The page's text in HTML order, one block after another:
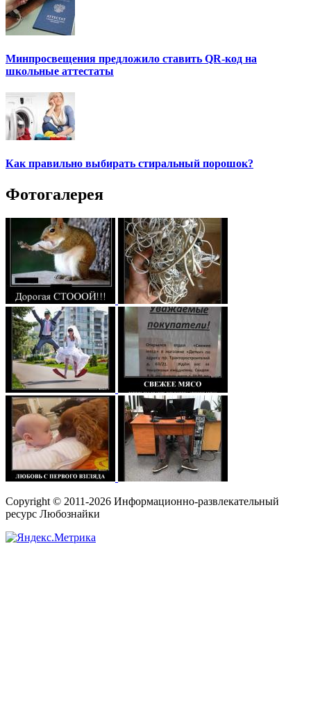
Минпросвещения предложило ставить QR-код на
школьные аттестаты
Как правильно выбирать стиральный порошок?
Фотогалерея
Copyright © 2011-2026 Информационно-развлекательный
ресурс Любознайки